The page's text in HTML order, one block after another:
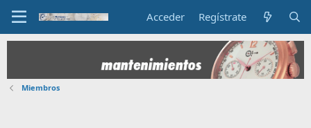
Acceder Regístrate
Miembros